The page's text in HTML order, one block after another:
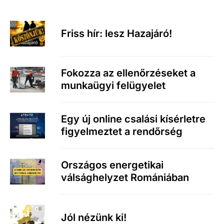
Friss hír: lesz Hazajáró!
Fokozza az ellenőrzéseket a
munkaügyi felügyelet
Egy új online csalási kísérletre
figyelmeztet a rendőrség
Országos energetikai
válsághelyzet Romániában
Jól nézünk ki!